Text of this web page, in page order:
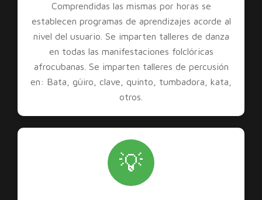
Comprendidas las mismas por horas se
establecen programas de aprendizajes acorde al
nivel del usuario. Se imparten talleres de danza
en todas las manifestaciones folclóricas
afrocubanas. Se imparten talleres de percusión
en: Bata, güiro, clave, quinto, tumbadora, kata,
otros.
💡